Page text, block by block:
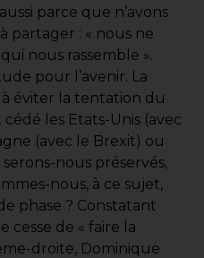
parce que n’avons
partager : « nous ne
nous rassemble ».
pour l’avenir. La
éviter la tentation du
les Etats-Unis (avec
(avec le Brexit) ou
serons-nous préservés,
nous, à ce sujet,
phase ? Constatant
cesse de « faire la
droite, Dominique